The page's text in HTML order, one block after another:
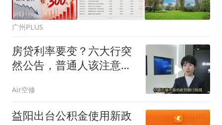
广州PLUS
房贷利率要变？六大行突
然公告，普通人该注意什
Air空修
益阳出台公积金使用新政